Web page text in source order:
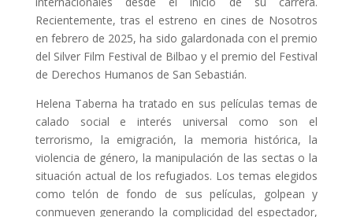
Recientemente, tras el estreno en cines de Nosotros
en febrero de 2025, ha sido galardonada con el premio
del Silver Film Festival de Bilbao y el premio del Festival
de Derechos Humanos de San Sebastián.
Helena Taberna ha tratado en sus películas temas de
calado social e interés universal como son el
terrorismo, la emigración, la memoria histórica, la
violencia de género, la manipulación de las sectas o la
situación actual de los refugiados. Los temas elegidos
como telón de fondo de sus películas, golpean y
conmueven generando la complicidad del espectador,